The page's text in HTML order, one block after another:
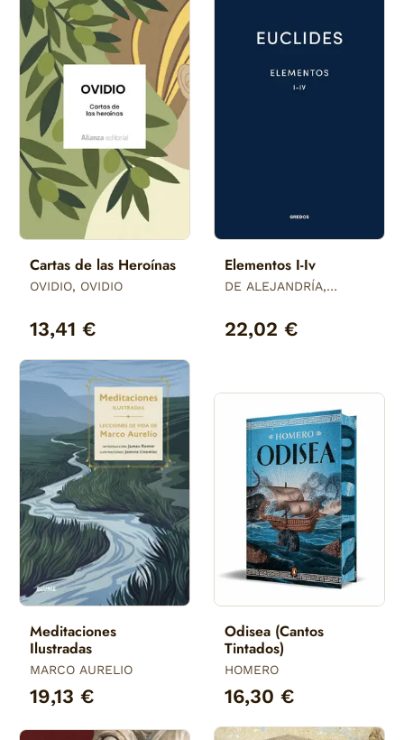
Cartas de las Heroínas
OVIDIO, OVIDIO
13,41 €
Elementos I-Iv
DE ALEJANDRÍA,
22,02 €
Meditaciones
Ilustradas
MARCO AURELIO
19,13 €
Odisea (Cantos
Tintados)
HOMERO
16,30 €